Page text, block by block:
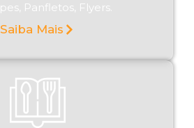
Panfletos, Flyers.
Saiba Mais